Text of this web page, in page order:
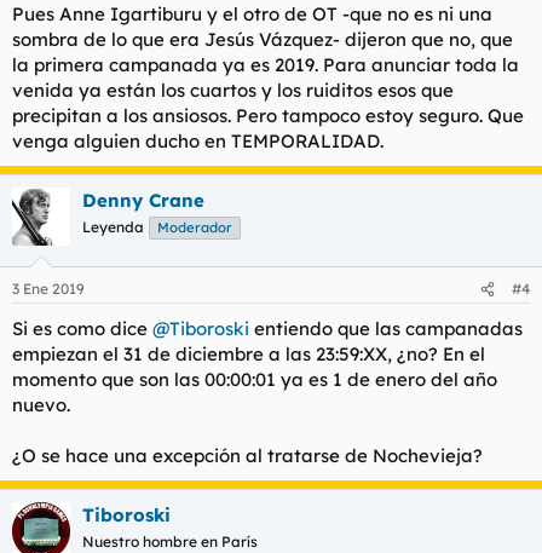
:
Pues Anne Igartiburu y el otro de OT -que no es ni una
sombra de lo que era Jesús Vázquez- dijeron que no, que
la primera campanada ya es 2019. Para anunciar toda la
venida ya están los cuartos y los ruiditos esos que
precipitan a los ansiosos. Pero tampoco estoy seguro. Que
venga alguien ducho en TEMPORALIDAD.
Denny Crane
Leyenda Moderador
3 Ene 2019 #4
Si es como dice @Tiboroski entiendo que las campanadas
empiezan el 31 de diciembre a las 23:59:XX, ¿no? En el
momento que son las 00:00:01 ya es 1 de enero del año
nuevo.
¿O se hace una excepción al tratarse de Nochevieja?
Tiboroski
Nuestro hombre en París